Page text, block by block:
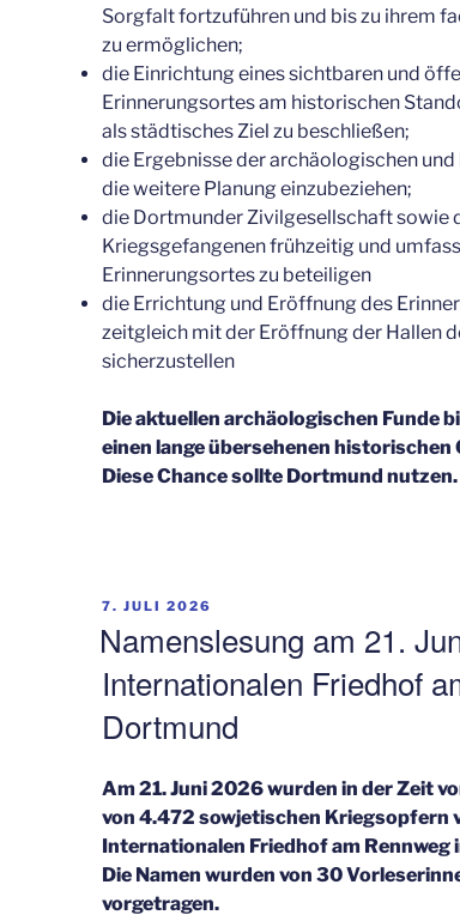
Sorgfalt fortzuführen und bis zu ihrem
zu ermöglichen;
die Einrichtung eines sichtbaren und
Erinnerungsortes am historischen
als städtisches Ziel zu beschließen;
die Ergebnisse der archäologischen
die weitere Planung einzubeziehen;
die Dortmunder Zivilgesellschaft sowie
Kriegsgefangenen frühzeitig und
Erinnerungsortes zu beteiligen
die Errichtung und Eröffnung des
zeitgleich mit der Eröffnung der Hallen
sicherzustellen
Die aktuellen archäologischen Funde
einen lange übersehenen
Diese Chance sollte Dortmund nutzen.
VERÖFFENTLICHT
7. JULI 2026
Namenslesung am 21.
Internationalen Friedhof
Dortmund
Am 21. Juni 2026 wurden in der Zeit
von 4.472 sowjetischen Kriegsopfern
Internationalen Friedhof am Rennweg
Die Namen wurden von 30
vorgetragen.